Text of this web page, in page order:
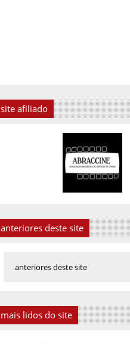
site afiliado
anteriores deste site
mais lidos do site